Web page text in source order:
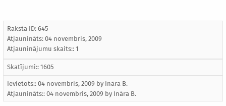
Raksta ID: 645
Atjaunināts: 04 novembris, 2009
Atjauninājumu skaits:: 1
Skatījumi:: 1605
Ievietots:: 04 novembris, 2009 by Ināra B.
Atjaunināts:: 04 novembris, 2009 by Ināra B.